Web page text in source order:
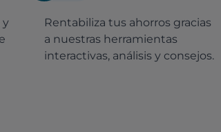
y
Rentabiliza tus ahorros gracias
a nuestras herramientas
interactivas, análisis y consejos.